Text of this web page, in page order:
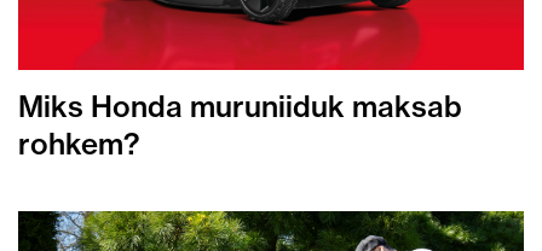
Miks Honda muruniiduk maksab
rohkem?